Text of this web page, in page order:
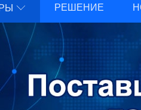
 РЕШЕНИЕ